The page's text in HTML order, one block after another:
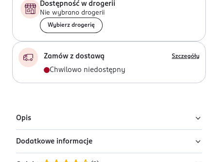
Dostępność w drogerii
Nie wybrano drogerii
Wybierz drogerię
Zamów z dostawą Szczegóły
Chwilowo niedostępny
Opis
Zeszyt A4 na spirali:
Dodatkowe informacje